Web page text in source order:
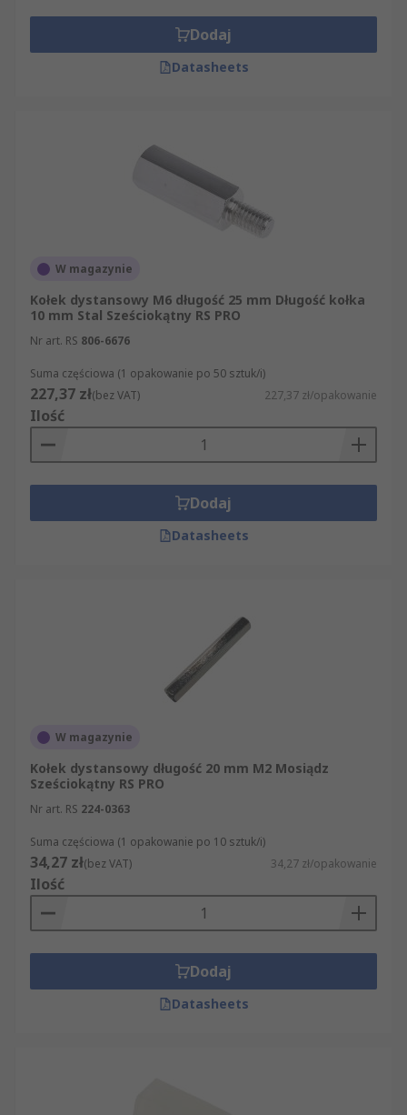
Dodaj
Datasheets
W magazynie
Kołek dystansowy M6 długość 25 mm Długość kołka
10 mm Stal Sześciokątny RS PRO
Nr art. RS 806-6676
Suma częściowa (1 opakowanie po 50 sztuk/i)
227,37 zł(bez VAT) 227,37 zł/opakowanie
Ilość
Dodaj
Datasheets
W magazynie
Kołek dystansowy długość 20 mm M2 Mosiądz
Sześciokątny RS PRO
Nr art. RS 224-0363
Suma częściowa (1 opakowanie po 10 sztuk/i)
34,27 zł(bez VAT) 34,27 zł/opakowanie
Ilość
Dodaj
Datasheets